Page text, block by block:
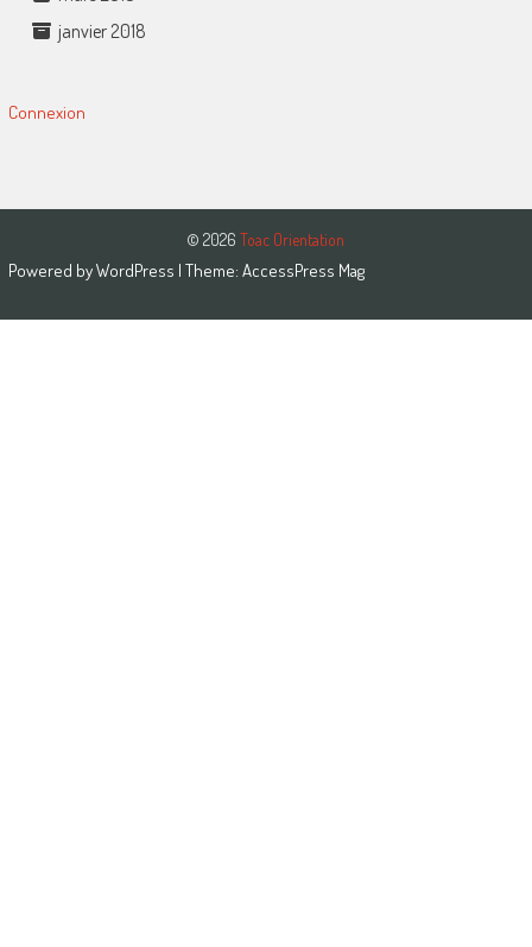
janvier 2018
Connexion
© 2026 Toac Orientation
Powered byWordPress | Theme: AccessPress Mag